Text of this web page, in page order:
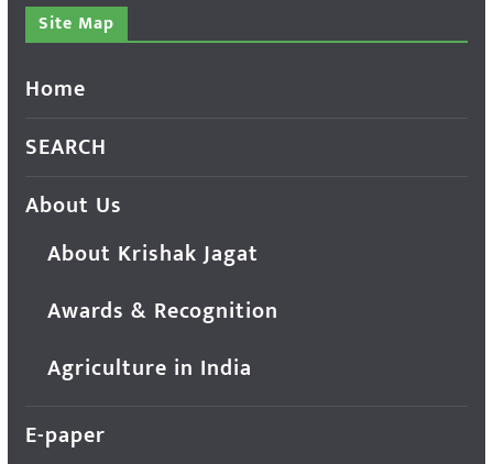
Site Map
Home
SEARCH
About Us
About Krishak Jagat
Awards & Recognition
Agriculture in India
E-paper